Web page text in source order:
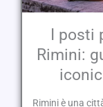
I posti
Rimini:
Rimini è una